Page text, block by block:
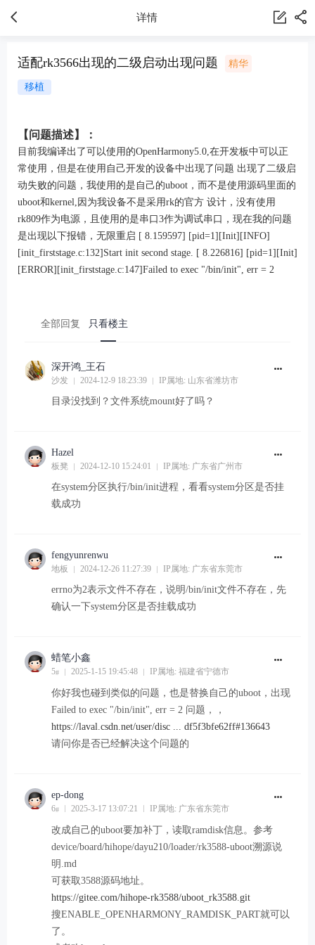
详情
适配rk3566出现的二级启动出现问题 精华
移植
【问题描述】：
目前我编译出了可以使用的OpenHarmony5.0,在开发板中可以正
常使用，但是在使用自己开发的设备中出现了问题 出现了二级启
动失败的问题，我使用的是自己的uboot，而不是使用源码里面的
uboot和kernel,因为我设备不是采用rk的官方 设计，没有使用
rk809作为电源，且使用的是串口3作为调试串口，现在我的问题
是出现以下报错，无限重启 [ 8.159597] [pid=1][Init][INFO]
[init_firststage.c:132]Start init second stage. [ 8.226816] [pid=1][Init]
[ERROR][init_firststage.c:147]Failed to exec "/bin/init", err = 2
全部回复 只看楼主
深开鸿_王石
沙发 2024-12-9 18:23:39 IP属地: 山东省潍坊市
目录没找到？文件系统mount好了吗？
Hazel
板凳 2024-12-10 15:24:01 IP属地: 广东省广州市
在system分区执行/bin/init进程，看看system分区是否挂
载成功
fengyunrenwu
地板 2024-12-26 11:27:39 IP属地: 广东省东莞市
errno为2表示文件不存在，说明/bin/init文件不存在，先
确认一下system分区是否挂载成功
蜡笔小鑫
5# 2025-1-15 19:45:48 IP属地: 福建省宁德市
你好我也碰到类似的问题，也是替换自己的uboot，出现
Failed to exec "/bin/init", err = 2 问题，，
https://laval.csdn.net/user/disc ... df5f3bfe62ff#136643
请问你是否已经解决这个问题的
ep-dong
6# 2025-3-17 13:07:21 IP属地: 广东省东莞市
改成自己的uboot要加补丁，读取ramdisk信息。参考
device/board/hihope/dayu210/loader/rk3588-uboot溯源说
明.md
可获取3588源码地址。
https://gitee.com/hihope-rk3588/uboot_rk3588.git
搜ENABLE_OPENHARMONY_RAMDISK_PART就可以
了。